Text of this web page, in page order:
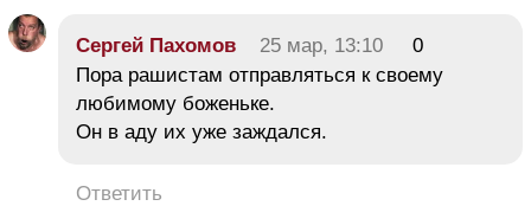
Сергей Пахомов 25 мар, 13:10
0
Пора рашистам отправляться к своему
любимому боженьке.
Он в аду их уже заждался.
Ответить